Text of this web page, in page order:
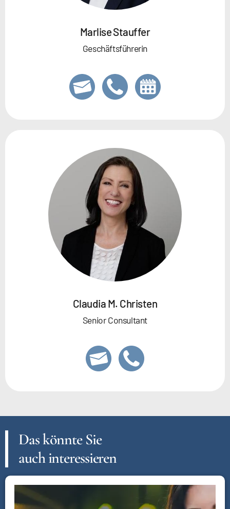
Marlise Stauffer
Geschäftsführerin
Claudia M. Christen
Senior Consultant
Das könnte Sie
auch interessieren